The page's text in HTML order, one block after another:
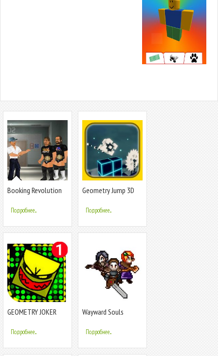
Booking Revolution
Подробнее...
Geometry Jump 3D
Подробнее...
GEOMETRY JOKER
Подробнее...
Wayward Souls
Подробнее...